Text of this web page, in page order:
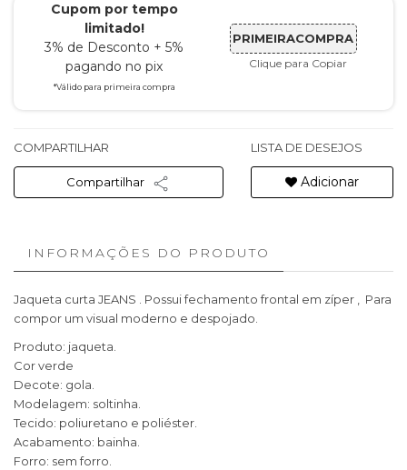
Cupom por tempo
limitado!
3% de Desconto + 5%
pagando no pix
*Válido para primeira compra
PRIMEIRACOMPRA
Clique para Copiar
COMPARTILHAR
Compartilhar
LISTA DE DESEJOS
Adicionar
INFORMAÇÕES DO PRODUTO
Jaqueta curta JEANS . Possui fechamento frontal em zíper , Para
compor um visual moderno e despojado.
Produto: jaqueta.
Cor verde
Decote: gola.
Modelagem: soltinha.
Tecido: poliuretano e poliéster.
Acabamento: bainha.
Forro: sem forro.